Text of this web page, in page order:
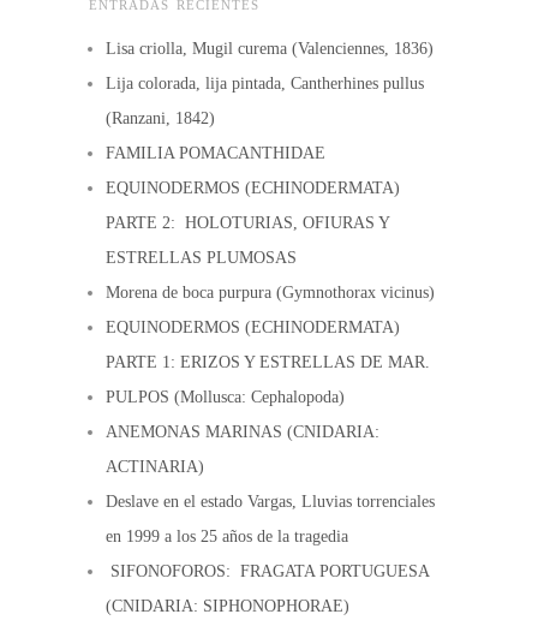
ENTRADAS RECIENTES
Lisa criolla, Mugil curema (Valenciennes, 1836)
Lija colorada, lija pintada, Cantherhines pullus
(Ranzani, 1842)
FAMILIA POMACANTHIDAE
EQUINODERMOS (ECHINODERMATA)
PARTE 2: HOLOTURIAS, OFIURAS Y
ESTRELLAS PLUMOSAS
Morena de boca purpura (Gymnothorax vicinus)
EQUINODERMOS (ECHINODERMATA)
PARTE 1: ERIZOS Y ESTRELLAS DE MAR.
PULPOS (Mollusca: Cephalopoda)
ANEMONAS MARINAS (CNIDARIA:
ACTINARIA)
Deslave en el estado Vargas, Lluvias torrenciales
en 1999 a los 25 años de la tragedia
SIFONOFOROS: FRAGATA PORTUGUESA
(CNIDARIA: SIPHONOPHORAE)